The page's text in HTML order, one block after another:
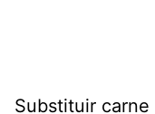
Substituir